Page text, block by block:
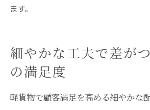
ます。
細やかな工夫で差が
の満足度
軽貨物で顧客満足を高める細やかな